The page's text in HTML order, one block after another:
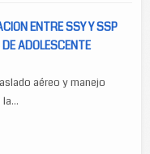
ENTRE SSY Y SSP
ADOLESCENTE
aéreo y manejo